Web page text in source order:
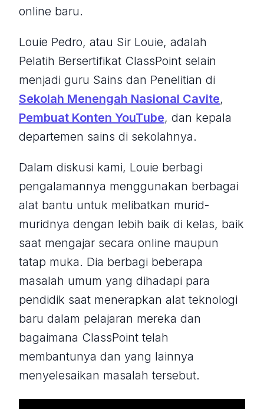
online baru.
Louie Pedro, atau Sir Louie, adalah
Pelatih Bersertifikat ClassPoint selain
menjadi guru Sains dan Penelitian di
Sekolah Menengah Nasional Cavite,
Pembuat Konten YouTube, dan kepala
departemen sains di sekolahnya.
Dalam diskusi kami, Louie berbagi
pengalamannya menggunakan berbagai
alat bantu untuk melibatkan murid-
muridnya dengan lebih baik di kelas, baik
saat mengajar secara online maupun
tatap muka. Dia berbagi beberapa
masalah umum yang dihadapi para
pendidik saat menerapkan alat teknologi
baru dalam pelajaran mereka dan
bagaimana ClassPoint telah
membantunya dan yang lainnya
menyelesaikan masalah tersebut.